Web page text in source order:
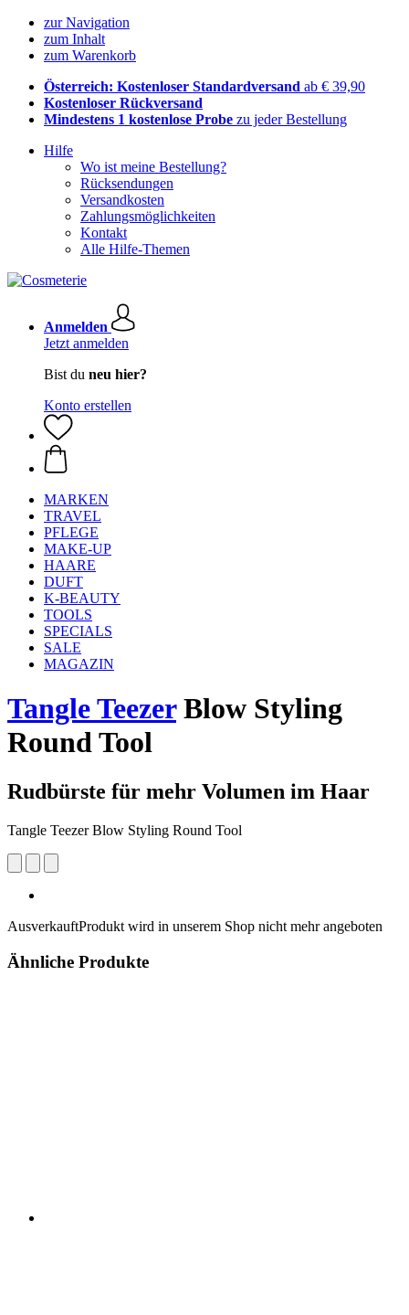
zur Navigation
zum Inhalt
zum Warenkorb
Österreich: Kostenloser Standardversand ab € 39,90
Kostenloser Rückversand
Mindestens 1 kostenlose Probe zu jeder Bestellung
Hilfe
Wo ist meine Bestellung?
Rücksendungen
Versandkosten
Zahlungsmöglichkeiten
Kontakt
Alle Hilfe-Themen
Anmelden
Jetzt anmelden
Bist du neu hier?
Konto erstellen
MARKEN
TRAVEL
PFLEGE
MAKE-UP
HAARE
DUFT
K-BEAUTY
TOOLS
SPECIALS
SALE
MAGAZIN
Tangle TeezerBlow Styling
Round Tool
Rudbürste für mehr Volumen im Haar
Tangle Teezer Blow Styling Round Tool
AusverkauftProdukt wird in unserem Shop nicht mehr angeboten
Ähnliche Produkte